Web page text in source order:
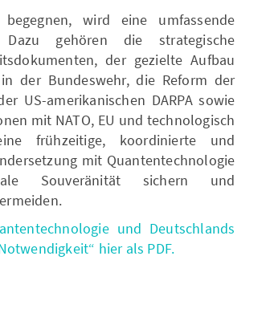
wird eine umfassende
Dazu gehören die strategische
der gezielte Aufbau
der Bundeswehr, die Reform der
US-amerikanischen DARPA sowie
mit NATO, EU und technologisch
frühzeitige, koordinierte und
mit Quantentechnologie
Souveränität sichern und
und Deutschlands
hier als PDF.